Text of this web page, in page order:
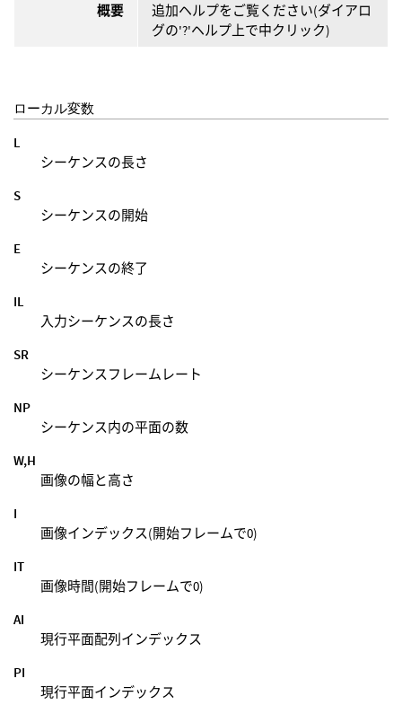
概要
追加ヘルプをご覧ください(ダイアロ
グの'?'ヘルプ上で中クリック)
ローカル変数
L
シーケンスの長さ
S
シーケンスの開始
E
シーケンスの終了
IL
入力シーケンスの長さ
SR
シーケンスフレームレート
NP
シーケンス内の平面の数
W,H
画像の幅と高さ
I
画像インデックス(開始フレームで0)
IT
画像時間(開始フレームで0)
AI
現行平面配列インデックス
PI
現行平面インデックス